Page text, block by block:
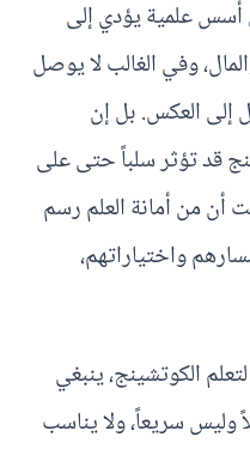
أسس علمية يؤدي إلى
وفي الغالب لا يوصل
إلى العكس. بل إن
قد تؤثر سلباً حتى على
أن من أمانة العلم رسم
واختياراتهم،
الكوتشينج، ينبغي
وليس سريعاً، ولا يناسب